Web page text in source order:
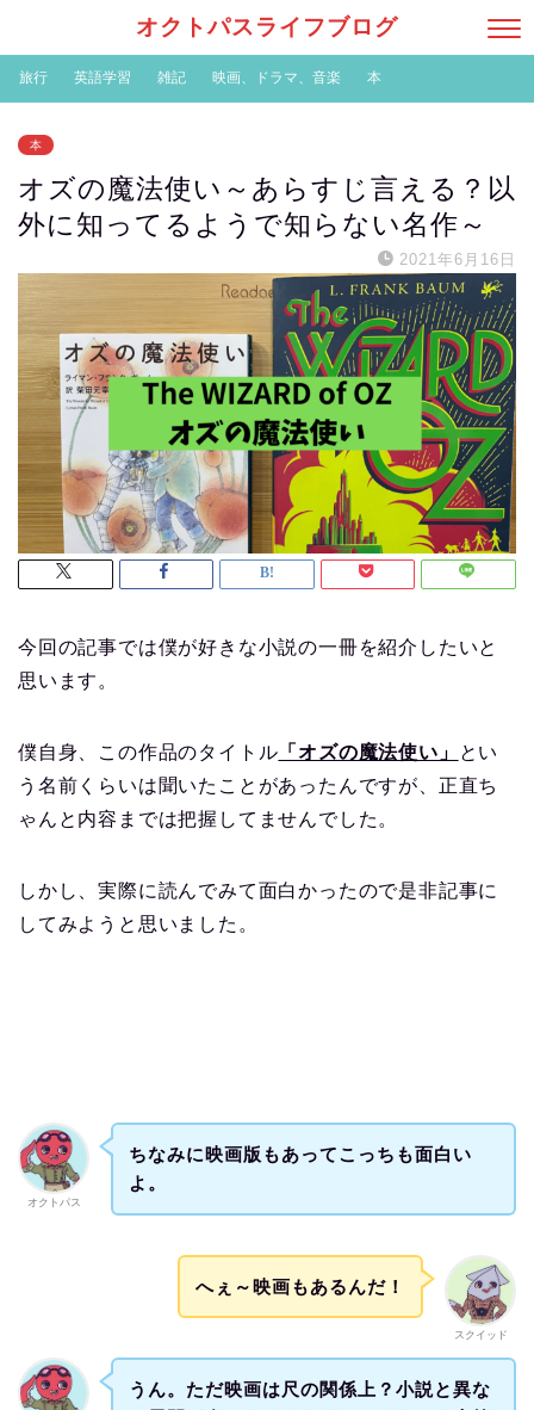
オクトパスライフブログ
旅行 英語学習 雑記 映画、ドラマ、音楽 本
本
オズの魔法使い～あらすじ言える？以
外に知ってるようで知らない名作～
2021年6月16日
今回の記事では僕が好きな小説の一冊を紹介したいと
思います。
僕自身、この作品のタイトル 「オズの魔法使い」
とい
う名前くらいは聞いたことがあったんですが、正直ち
ゃんと内容までは把握してませんでした。
しかし、実際に読んでみて面白かったので是非記事に
してみようと思いました。
オクトパス
ちなみに映画版もあってこっちも面白い
よ。
スクイッド
へぇ～映画もあるんだ！
うん。ただ映画は尺の関係上？小説と異な